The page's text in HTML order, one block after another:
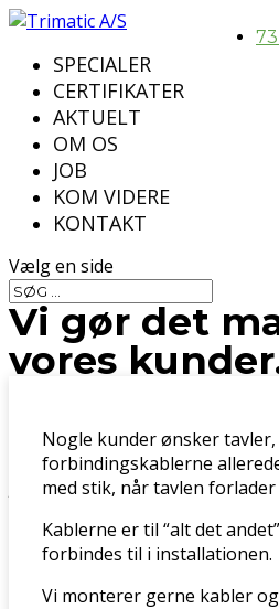
SPECIALER
CERTIFIKATER
AKTUELT
OM OS
JOB
KOM VIDERE
KONTAKT
Vælg en side
Vi gør det
vores
play tavler.
jan 26, 2026
Nogle kunder ønsker
forbindingskablerne
med stik, når tavlen forlader
Kablerne er til “alt det
forbindes til i installationen.
Vi monterer gerne kabler